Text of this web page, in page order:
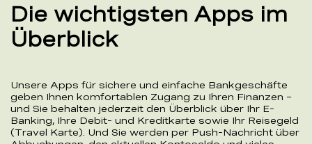
Die wichtigsten Apps im
Überblick
Unsere Apps für sichere und einfache Bankgeschäfte
geben Ihnen komfortablen Zugang zu Ihren Finanzen –
und Sie behalten jederzeit den Überblick über Ihr E-
Banking, Ihre Debit- und Kreditkarte sowie Ihr Reisegeld
(Travel Karte). Und Sie werden per Push-Nachricht über